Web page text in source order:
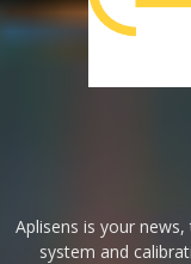
Aplisens is your
system and